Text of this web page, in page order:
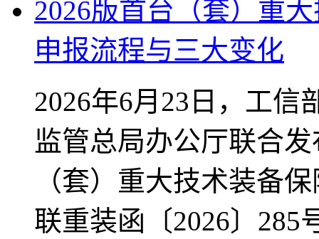
2026版首台（套）重
申报流程与三大变化
2026年6月23日，工信
监管总局办公厅联合
（套）重大技术装备
联重装函〔2026〕285